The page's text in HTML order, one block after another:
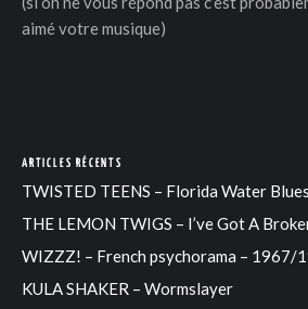
aimé votre musique)
ARTICLES RÉCENTS
TWISTED TEENS – Florida Water Blues
THE LEMON TWIGS – I’ve Got A
WIZZZ! – French psychorama – 1967/
KULA SHAKER – Wormslayer